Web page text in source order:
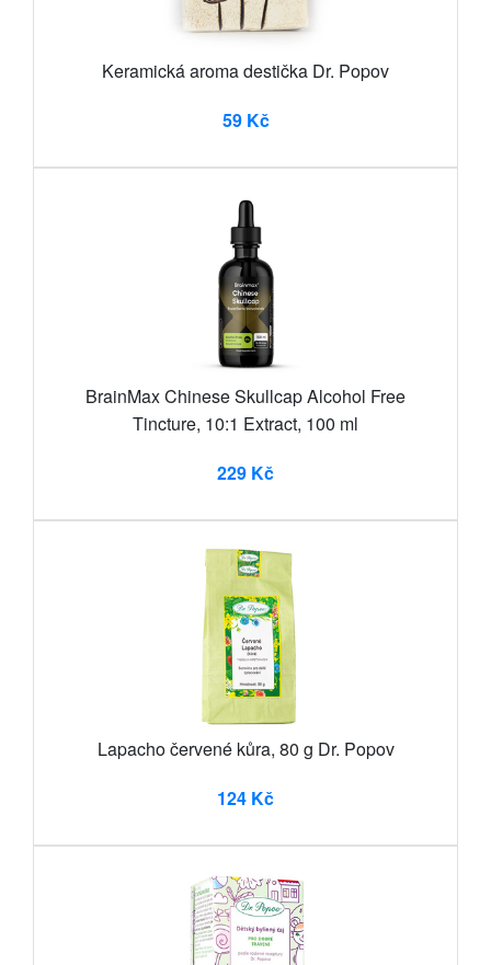
Keramická aroma destička Dr. Popov
59 Kč
BrainMax Chinese Skullcap Alcohol Free
Tincture, 10:1 Extract, 100 ml
229 Kč
Lapacho červené kůra, 80 g Dr. Popov
124 Kč